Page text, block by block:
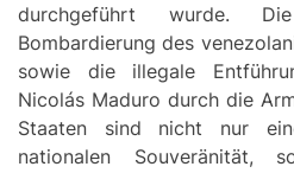
durchgeführt wurde.
Bombardierung des
sowie die illegale
Nicolás Maduro durch die
Staaten sind nicht nur
nationalen Souveränität,